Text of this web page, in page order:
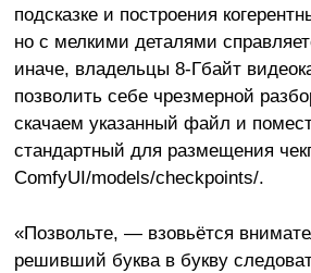
подсказке и построения
но с мелкими деталями
иначе, владельцы 8-Гбайт
позволить себе чрезмерной
скачаем указанный файл и
стандартный для размещения
ComfyUI/models/checkpoints/.
«Позвольте, — взовьётся
решивший буква в букву